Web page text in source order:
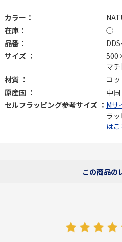
カラー：
在庫：
◯
品番：
サイズ ：
マ
材質 ：
コ
原産国 ：
中国
セルフラッピング参考サイズ ： Mサ
ラ
は
この商品の